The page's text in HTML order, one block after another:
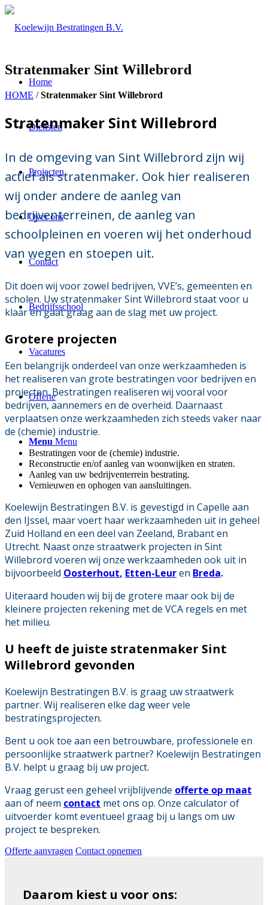
Home
Diensten
Projecten
Over ons
Contact
Bedrijfsschool
Vacatures
Offerte
Menu Menu
Stratenmaker Sint Willebrord
HOME /Stratenmaker Sint Willebrord
Stratenmaker Sint Willebrord
In de omgeving van Sint Willebrord zijn wij
actief als stratenmaker. Ook hier realiseren
wij onder andere de aanleg van
bedrijventerreinen, de aanleg van
schoolpleinen en voeren wij het onderhoud
van wegen en stoepen uit.
Dit doen wij voor zowel bedrijven, VVE’s, gemeenten en
scholen. Uw stratenmaker Sint Willebrord staat voor u
klaar en gaat graag aan de slag met uw project.
Grotere projecten
Een belangrijk onderdeel van onze werkzaamheden is
het realiseren van grote bestratingen voor bedrijven en
projecten. Bestratingen realiseren wij vooral voor
bedrijven, aannemers en de overheid. Daarnaast
verplaatsen onze werkzaamheden zich steeds vaker naar
de (chemie) industrie.
Bestratingen voor de (chemie) industrie.
Reconstructie en/of aanleg van woonwijken en straten.
Aanleg van uw bedrijventerrein bestrating.
Vernieuwen en ophogen van aansluitingen.
Koelewijn Bestratingen B.V. is gevestigd in Capelle aan
den IJssel, maar voert haar werkzaamheden uit in geheel
Zuid Holland en een deel van Zeeland, Brabant en
Utrecht. Naast onze straatwerk projecten in Sint
Willebrord voeren wij onze werkzaamheden ook uit in
bijvoorbeeld Oosterhout, Etten-Leuren Breda.
Uiteraard houden wij bij de grotere maar ook bij de
kleinere projecten rekening met de VCA regels en met
het milieu.
U heeft de juiste stratenmaker Sint
Willebrord gevonden
Koelewijn Bestratingen B.V. is graag uw straatwerk
partner. Wij realiseren elke dag weer vele
bestratingsprojecten.
Bent u ook toe aan een betrouwbare, professionele en
persoonlijke straatwerk partner? Koelewijn Bestratingen
B.V. helpt u graag bij uw project.
Vraag gerust een geheel vrijblijvende offerte op maat
aan of neem contact met ons op. Onze calculator of
uitvoerder komt eventueel graag bij u langs om uw
project te bespreken.
Offerte aanvragen Contact opnemen
Daarom kiest u voor ons: